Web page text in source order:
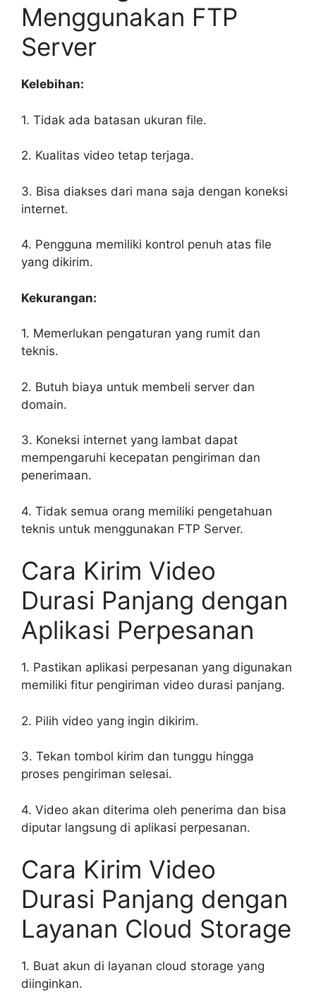
Menggunakan FTP
Server
Kelebihan:
1. Tidak ada batasan ukuran file.
2. Kualitas video tetap terjaga.
3. Bisa diakses dari mana saja dengan koneksi
internet.
4. Pengguna memiliki kontrol penuh atas file
yang dikirim.
Kekurangan:
1. Memerlukan pengaturan yang rumit dan
teknis.
2. Butuh biaya untuk membeli server dan
domain.
3. Koneksi internet yang lambat dapat
mempengaruhi kecepatan pengiriman dan
penerimaan.
4. Tidak semua orang memiliki pengetahuan
teknis untuk menggunakan FTP Server.
Cara Kirim Video
Durasi Panjang dengan
Aplikasi Perpesanan
1. Pastikan aplikasi perpesanan yang digunakan
memiliki fitur pengiriman video durasi panjang.
2. Pilih video yang ingin dikirim.
3. Tekan tombol kirim dan tunggu hingga
proses pengiriman selesai.
4. Video akan diterima oleh penerima dan bisa
diputar langsung di aplikasi perpesanan.
Cara Kirim Video
Durasi Panjang dengan
Layanan Cloud Storage
1. Buat akun di layanan cloud storage yang
diinginkan.